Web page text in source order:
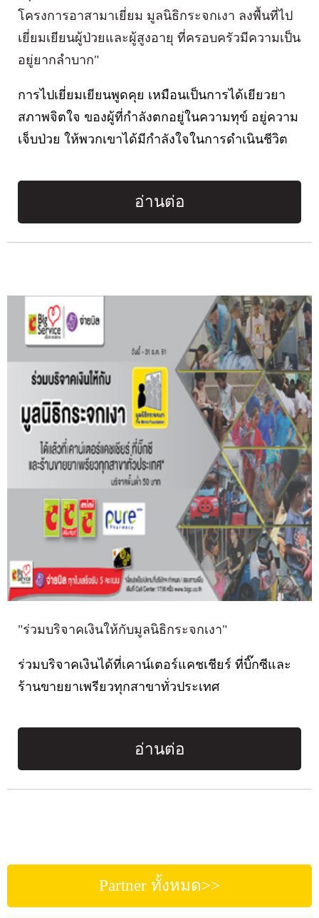
โครงการอาสามาเยี่ยม มูลนิธิกระจกเงา ลงพื้นที่ไป
เยี่ยมเยียนผู้ป่วยและผู้สูงอายุ ที่ครอบครัวมีความเป็น
อยู่ยากลำบาก"
การไปเยี่ยมเยียนพูดคุย เหมือนเป็นการได้เยียวยา
สภาพจิตใจ ของผู้ที่กำลังตกอยู่ในความทุข์ อยู่ความ
เจ็บป่วย ให้พวกเขาได้มีกำลังใจในการดำเนินชีวิต
อ่านต่อ
"ร่วมบริจาคเงินให้กับมูลนิธิกระจกเงา"
ร่วมบริจาคเงินได้ที่เคาน์เตอร์แคชเชียร์ ที่บิ๊กซีและ
ร้านขายยาเพรียวทุกสาขาทั่วประเทศ
อ่านต่อ
Partner ทั้งหมด>>